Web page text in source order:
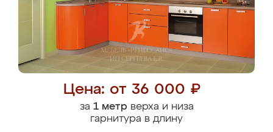
Цена: от 36 000 ₽
за 1 метрверха и низа
гарнитура в длину